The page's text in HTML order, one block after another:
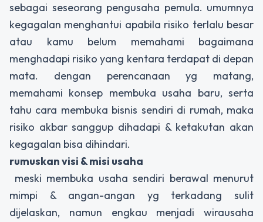
sebagai seseorang pengusaha pemula. umumnya
kegagalan menghantui apabila risiko terlalu besar
atau kamu belum memahami bagaimana
menghadapi risiko yang kentara terdapat di depan
mata. dengan perencanaan yg matang,
memahami konsep membuka usaha baru, serta
tahu cara membuka bisnis sendiri di rumah, maka
risiko akbar sanggup dihadapi & ketakutan akan
kegagalan bisa dihindari.
rumuskan visi & misi usaha
meski membuka usaha sendiri berawal menurut
mimpi & angan-angan yg terkadang sulit
dijelaskan, namun engkau menjadi wirausaha